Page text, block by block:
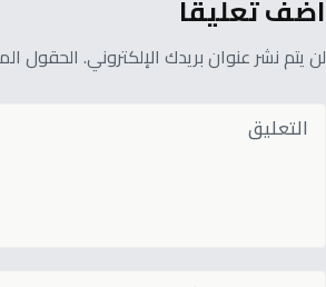
أضف تعليقًا
لن يتم نشر عنوان بريدك الإلكتروني. الحقول